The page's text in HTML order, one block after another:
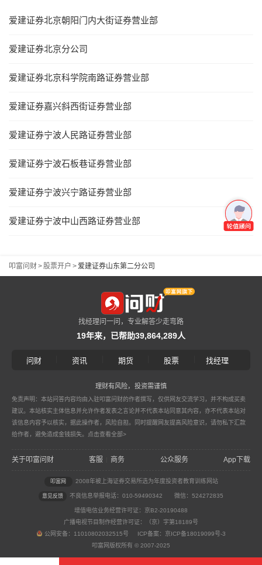
爱建证券北京朝阳门内大街证券营业部
爱建证券北京分公司
爱建证券北京科学院南路证券营业部
爱建证券嘉兴斜西街证券营业部
爱建证券宁波人民路证券营业部
爱建证券宁波石板巷证券营业部
爱建证券宁波兴宁路证券营业部
爱建证券宁波中山西路证券营业部
叩富问财> 股票开户 > 爱建证券山东第二分公司
找经理问一问，专业解答少走弯路
19年来，已帮助39,864,289人
问财 资讯 期货 股票 找经理
理财有风险，投资需谨慎
免责声明：本站问答内容均由入驻叩富问财的作者撰写，仅供网友交流学习，并不构成买卖
建议。本站核实主体信息并允许作者发表之言论并不代表本站同意其内容，亦不代表本站对
该信息内容予以核实，据此操作者，风险自担。同时提醒网友提高风险意识，请勿私下汇款
给作者，避免造成金钱损失。 点击查看全部>
关于叩富问财 客服 商务 公众服务 App下载
叩富网 2008年被上海证券交易所选为年度投资者教育训练网站
意见反馈 不良信息举报电话：010-59490342 微信：524272835
增值电信业务经营许可证：京B2-20190488
广播电视节目制作经营许可证：（京）字第18189号
公网安备：11010802032515号 ICP备案：京ICP备18019099号-3
叩富网版权所有 © 2007-2025